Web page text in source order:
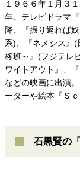
地域とつなが
１９６６年１月３
年、テレビドラマ
降、『振り返れば
系)、『ネメシス』(
柊班～』(フジテレ
ワイトアウト』、
などの映画に出演
ーターや絵本『Ｓ
石黒賢の